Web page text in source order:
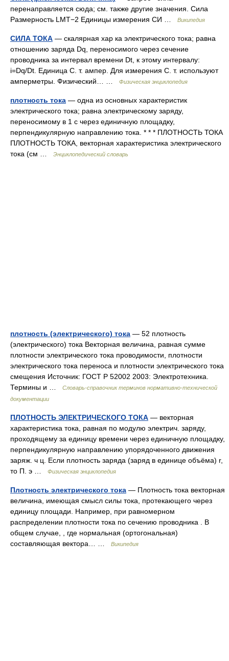
перенаправляется сюда; см. также другие значения. Сила
Размерность LMT−2 Единицы измерения СИ …
Википедия
СИЛА ТОКА — скалярная хар ка электрического тока; равна
отношению заряда Dq, переносимого через сечение
проводника за интервал времени Dt, к этому интервалу:
i=Dq/Dt. Единица С. т. ампер. Для измерения С. т. используют
амперметры. Физический… …
Физическая энциклопедия
плотность тока — одна из основных характеристик
электрического тока; равна электрическому заряду,
переносимому в 1 с через единичную площадку,
перпендикулярную направлению тока. * * * ПЛОТНОСТЬ ТОКА
ПЛОТНОСТЬ ТОКА, векторная характеристика электрического
тока (см …
Энциклопедический словарь
плотность (электрического) тока — 52 плотность
(электрического) тока Векторная величина, равная сумме
плотности электрического тока проводимости, плотности
электрического тока переноса и плотности электрического тока
смещения Источник: ГОСТ Р 52002 2003: Электротехника.
Термины и …
Словарь-справочник терминов нормативно-технической
документации
ПЛОТНОСТЬ ЭЛЕКТРИЧЕСКОГО ТОКА — векторная
характеристика тока, равная по модулю электрич. заряду,
проходящему за единицу времени через единичную площадку,
перпендикулярную направлению упорядоченного движения
заряж. ч ц. Если плотность заряда (заряд в единице объёма) r,
то П. э …
Физическая энциклопедия
Плотность электрического тока — Плотность тока векторная
величина, имеющая смысл силы тока, протекающего через
единицу площади. Например, при равномерном
распределении плотности тока по сечению проводника . В
общем случае, , где нормальная (ортогональная)
составляющая вектора… …
Википедия